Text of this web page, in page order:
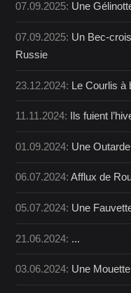
07.09.2025: Une
07.09.2025: Un Bec-
Russie
23.12.2024: Le Courlis à
11.11.2024: Ils fuient
01.09.2024: Une
06.07.2024:Afflux de
05.07.2024: Une
21.06.2024: ...
03.06.2024: Une